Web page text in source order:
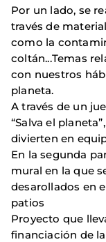
Por un lado, se
través de
como la
coltán...Temas
con nuestros
planeta.
A través de un
“Salva el
divierten en
En la segunda
mural en la que
desarollados en
patios
Proyecto que
financiación de la